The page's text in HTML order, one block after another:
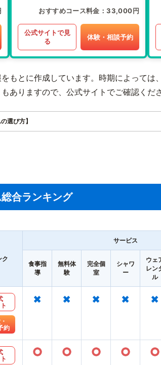
おすすめコース料金 33,000円
公式サイトで見
る
体験・相談予約
もとに作成しています。時期によっては
ありますので、公式サイトでご確認くださ
選び方】
合ランキング
ク
サービス
食事指
導
無料体
験
完全個
室
シャワ
ー
ウェ
レン
ル
約
× × × × ×
○ ○ ○ ○ ○